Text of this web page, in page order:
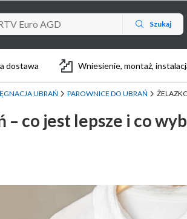
Szukaj
dostawa Wniesienie, montaż,
UBRAŃ PAROWNICE DO UBRAŃ
co jest lepsze i co